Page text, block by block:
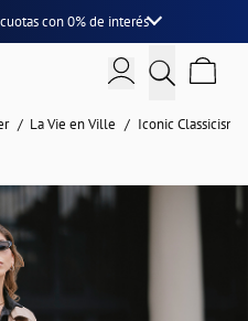
con0% de interés
La Vie en Ville Iconic Classicism